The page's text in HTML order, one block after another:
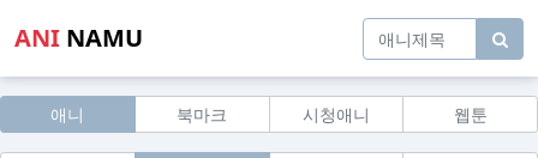
ANI NAMU
애니 북마크 시청애니 웹툰